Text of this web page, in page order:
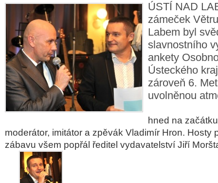
ÚSTÍ NAD
zámeček
Labem byl
slavnostního
ankety
Ústeckého
zároveň 6.
uvolněnou
hned na
moderátor, imitátor a zpěvák Vladimír Hron. Hosty
zábavu všem popřál ředitel vydavatelství Jiří